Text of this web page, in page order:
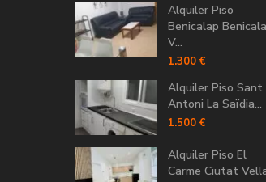
Alquiler Piso
Benicalap
V...
1.300 €
Alquiler Piso Sant
Antoni La Saïdia...
1.500 €
Alquiler Piso El
Carme Ciutat